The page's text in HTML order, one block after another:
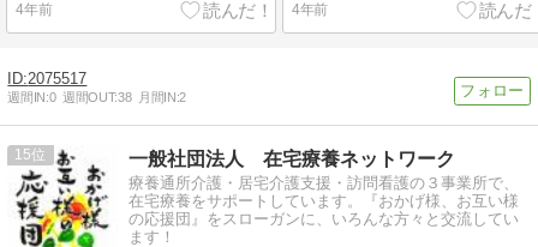
4年前 4年前
2075517
週間IN:0 週間OUT:38 月間IN:2
15 一般社団法人 在宅療養ネットワーク
療養通所介護・居宅介護支援・訪問看護の３事業所で、
在宅療養をサポートしています。『おかげ様、お互い様
の応援団』をスローガンに、いろんな方々と交流してい
ます！